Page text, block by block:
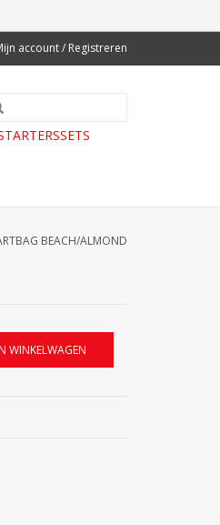
account / Registreren
BEACH/ALMOND
WINKELWAGEN